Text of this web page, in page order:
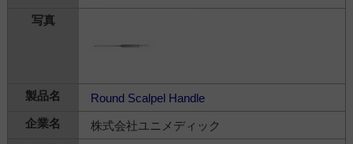
Round Scalpel Handle
株式会社ユニメディック